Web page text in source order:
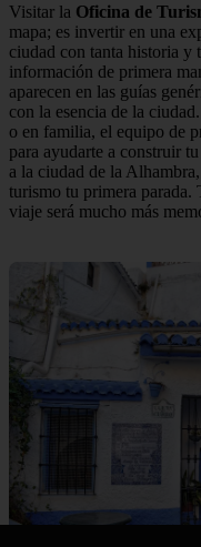
Visitar la Oficina de
mapa; es invertir en una
ciudad con tanta historia y
información de primera
aparecen en las guías
con la esencia de la
o en familia, el equipo de
para ayudarte a construir
a la ciudad de la
turismo tu primera parada.
viaje será mucho más